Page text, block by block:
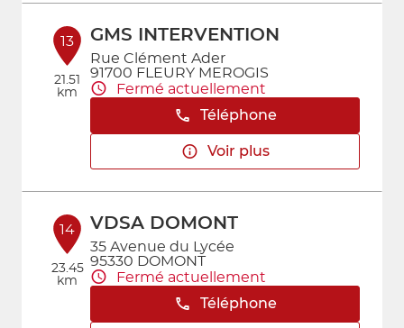
13
21.51
km
GMS INTERVENTION
Rue Clément Ader
91700 FLEURY MEROGIS
Fermé actuellement
Téléphone
Voir plus
14
23.45
km
VDSA DOMONT
35 Avenue du Lycée
95330 DOMONT
Fermé actuellement
Téléphone